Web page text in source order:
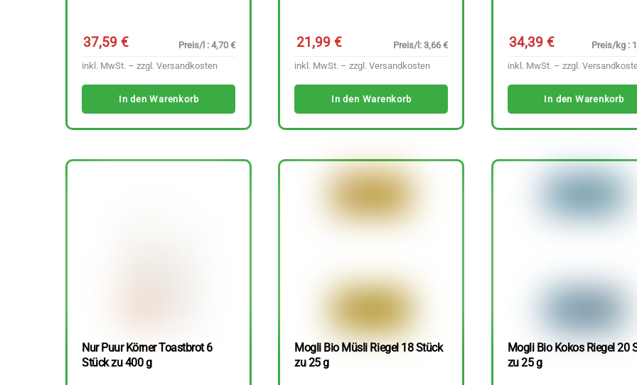
37,59€
Preis/l : 4,70 €
inkl. MwSt. – zzgl. Versandkosten
In den Warenkorb
21,99 €
Preis/l: 3,66 €
inkl. MwSt. – zzgl.Versandkosten
In den Warenkorb
34,39 €
Preis/kg :
inkl. MwSt. – zzgl.
In den Warenkorb
Nur Puur Körner Toastbrot 6
Stück zu 400 g
Mogli Bio Müsli Riegel 18 Stück
zu 25 g
Mogli Bio Kokos Riegel 20
zu 25 g